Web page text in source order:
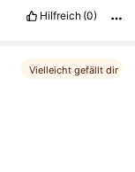
Hilfreich (0)
Vielleicht gefällt dir